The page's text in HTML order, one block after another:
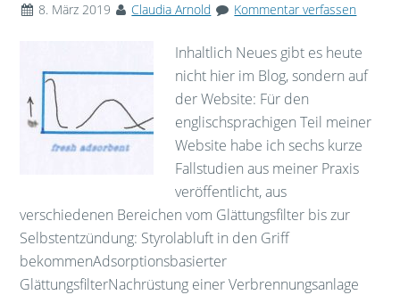
8. März 2019 Claudia Arnold Kommentar verfassen
Inhaltlich Neues gibt es heute
nicht hier im Blog, sondern auf
der Website: Für den
englischsprachigen Teil meiner
Website habe ich sechs kurze
Fallstudien aus meiner Praxis
veröffentlicht, aus
verschiedenen Bereichen vom Glättungsfilter bis zur
Selbstentzündung: Styrolabluft in den Griff
bekommenAdsorptionsbasierter
GlättungsfilterNachrüstung einer Verbrennungsanlage